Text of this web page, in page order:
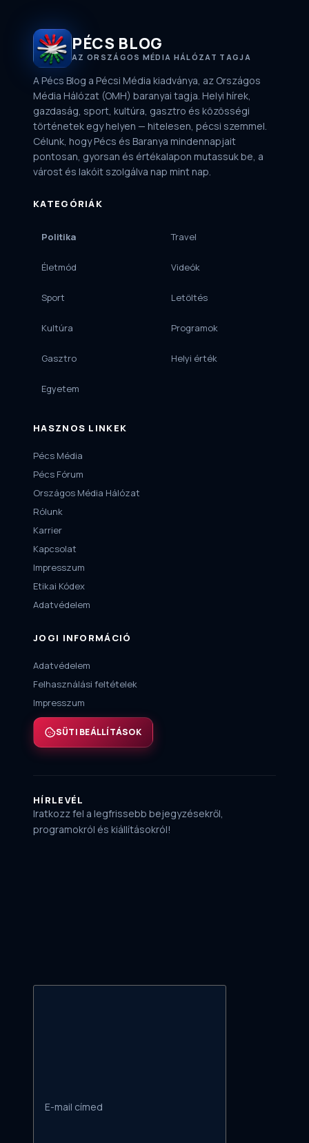
PÉCS BLOG
AZ ORSZÁGOS MÉDIA HÁLÓZAT TAGJA
A Pécs Blog a Pécsi Média kiadványa, az Országos
Média Hálózat (OMH) baranyai tagja. Helyi hírek,
gazdaság, sport, kultúra, gasztro és közösségi
történetek egy helyen — hitelesen, pécsi szemmel.
Célunk, hogy Pécs és Baranya mindennapjait
pontosan, gyorsan és értékalapon mutassuk be, a
várost és lakóit szolgálva nap mint nap.
KATEGÓRIÁK
Politika
Életmód
Sport
Kultúra
Gasztro
Egyetem
Travel
Videók
Letöltés
Programok
Helyi érték
HASZNOS LINKEK
Pécs Média
Pécs Fórum
Országos Média Hálózat
Rólunk
Karrier
Kapcsolat
Impresszum
Etikai Kódex
Adatvédelem
JOGI INFORMÁCIÓ
Adatvédelem
Felhasználási feltételek
Impresszum
SÜTI BEÁLLÍTÁSOK
HÍRLEVÉL
Iratkozz fel a legfrissebb bejegyzésekről,
programokról és kiállításokról!